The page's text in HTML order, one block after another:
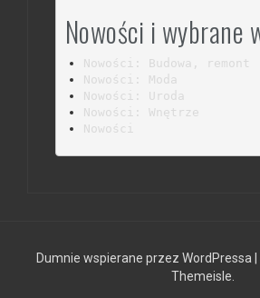
Nowości i wybrane
Nowości: Budowa, remont
Nowości: Moda
Nowości: Uroda
Nowości: Wnętrze
Nowości
Dumnie wspierane przez WordPressa
Themeisle.